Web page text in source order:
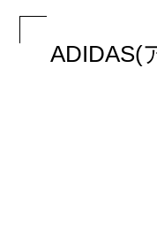
ADIDAS(